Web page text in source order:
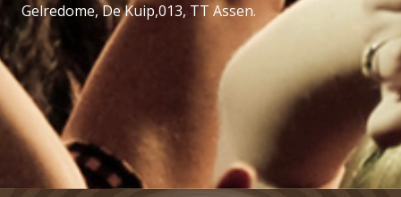
Gelredome, De Kuip,013, TT Assen.